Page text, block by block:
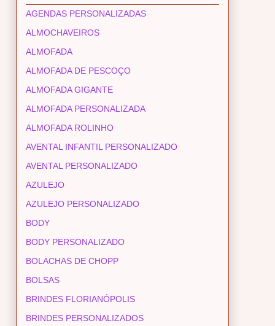
AGENDAS PERSONALIZADAS
ALMOCHAVEIROS
ALMOFADA
ALMOFADA DE PESCOÇO
ALMOFADA GIGANTE
ALMOFADA PERSONALIZADA
ALMOFADA ROLINHO
AVENTAL INFANTIL PERSONALIZADO
AVENTAL PERSONALIZADO
AZULEJO
AZULEJO PERSONALIZADO
BODY
BODY PERSONALIZADO
BOLACHAS DE CHOPP
BOLSAS
BRINDES FLORIANÓPOLIS
BRINDES PERSONALIZADOS